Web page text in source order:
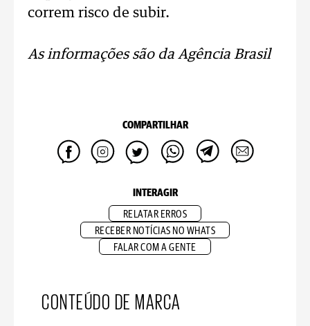
correm risco de subir.
As informações são da Agência Brasil
COMPARTILHAR
INTERAGIR
RELATAR ERROS
RECEBER NOTÍCIAS NO WHATS
FALAR COM A GENTE
CONTEÚDO DE MARCA